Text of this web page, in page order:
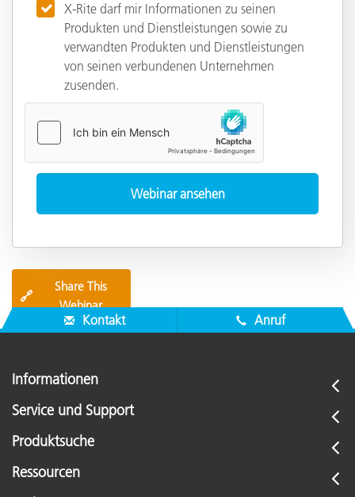
X-Rite darf mir Informationen zu seinen
Produkten und Dienstleistungen sowie zu
verwandten Produkten und Dienstleistungen
von seinen verbundenen Unternehmen
zusenden.
🔗
Share This
Webinar
Kontakt Anruf
Informationen
Service und Support
Produktsuche
Ressourcen